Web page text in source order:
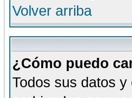
Volver arriba
¿Cómo puedo
Todos sus datos